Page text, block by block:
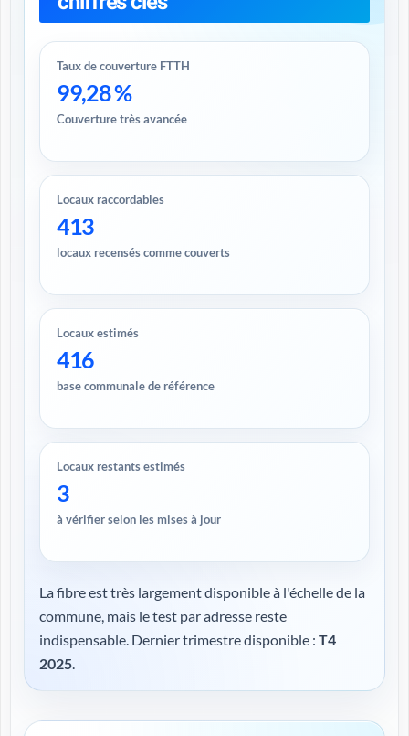
Taux de couverture FTTH
99,28 %
Couverture très avancée
Locaux raccordables
413
locaux recensés comme couverts
Locaux estimés
416
base communale de référence
Locaux restants estimés
3
à vérifier selon les mises à jour
La fibre est très largement disponible à l'échelle de la
commune, mais le test par adresse reste
indispensable. Dernier trimestre disponible : T4
2025.